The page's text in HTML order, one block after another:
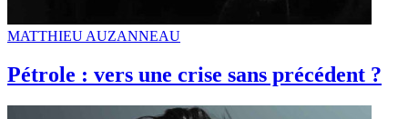
MATTHIEU AUZANNEAU
Pétrole : vers une crise sans précédent ?